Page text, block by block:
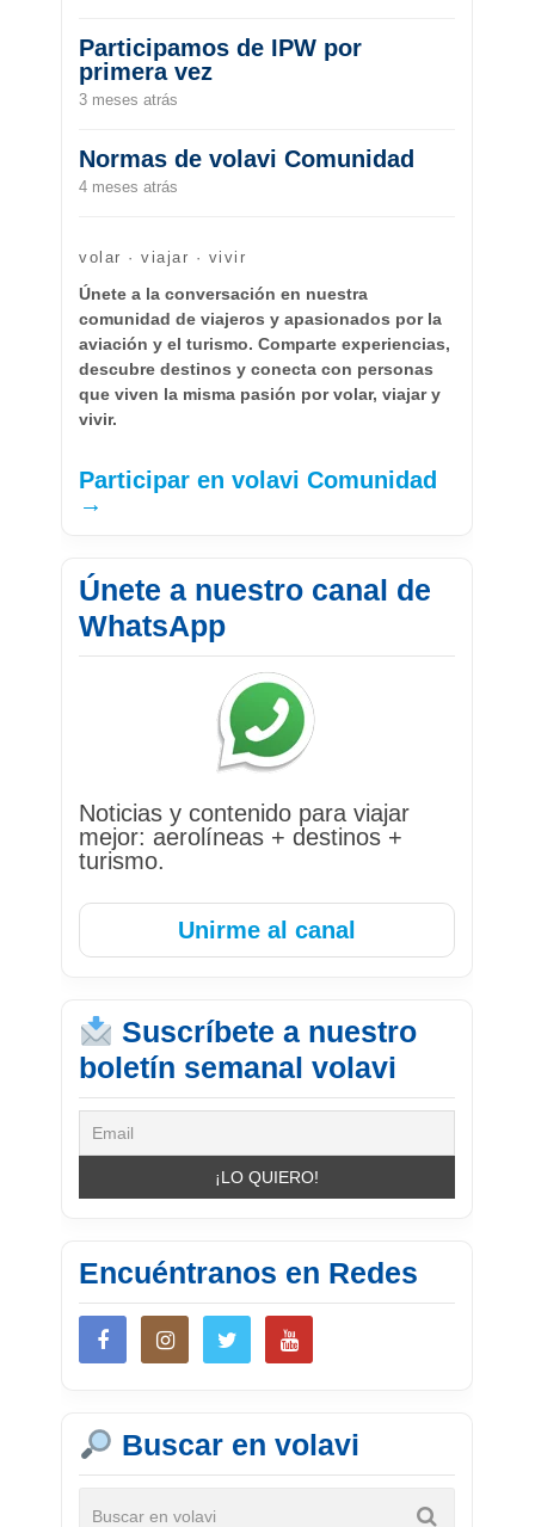
Participamos de IPW por
primera vez
3 meses atrás
Normas de volavi Comunidad
4 meses atrás
volar · viajar · vivir
Únete a la conversación en nuestra
comunidad de viajeros y apasionados por la
aviación y el turismo. Comparte experiencias,
descubre destinos y conecta con personas
que viven la misma pasión por volar, viajar y
vivir.
Participar en volavi Comunidad
→
Únete a nuestro canal de
WhatsApp
Noticias y contenido para viajar
mejor: aerolíneas + destinos +
turismo.
Unirme al canal
Suscríbete a nuestro
boletín semanal volavi
Encuéntranos en Redes
Buscar en volavi